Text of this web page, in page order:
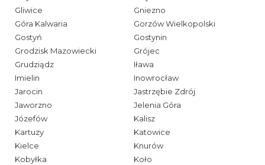
Gliwice
Gniezno
Góra Kalwaria
Gorzów Wielkopolski
Gostyń
Gostynin
Grodzisk Mazowiecki
Grójec
Grudziądz
Iława
Imielin
Inowrocław
Jarocin
Jastrzębie Zdrój
Jaworzno
Jelenia Góra
Józefów
Kalisz
Kartuzy
Katowice
Kielce
Knurów
Kobyłka
Koło